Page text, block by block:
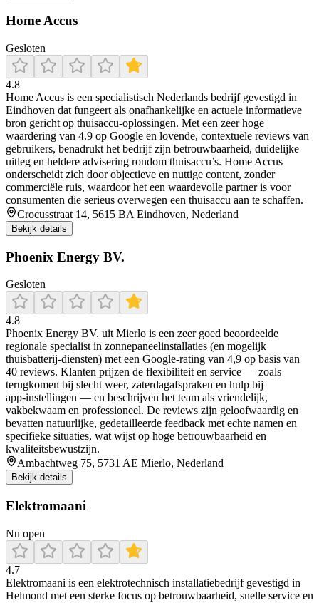
Home Accus
Gesloten
4.8
Home Accus is een specialistisch Nederlands bedrijf gevestigd in
Eindhoven dat fungeert als onafhankelijke en actuele informatieve
bron gericht op thuisaccu-oplossingen. Met een zeer hoge
waardering van 4.9 op Google en lovende, contextuele reviews van
gebruikers, benadrukt het bedrijf zijn betrouwbaarheid, duidelijke
uitleg en heldere advisering rondom thuisaccu’s. Home Accus
onderscheidt zich door objectieve en nuttige content, zonder
commerciële ruis, waardoor het een waardevolle partner is voor
consumenten die serieus overwegen een thuisaccu aan te schaffen.
Crocusstraat 14, 5615 BA Eindhoven, Nederland
Bekijk details
Phoenix Energy BV.
Gesloten
4.8
Phoenix Energy BV. uit Mierlo is een zeer goed beoordeelde
regionale specialist in zonnepaneelinstallaties (en mogelijk
thuisbatterij‑diensten) met een Google‑rating van 4,9 op basis van
40 reviews. Klanten prijzen de flexibiliteit en service — zoals
terugkomen bij slecht weer, zaterdagafspraken en hulp bij
app‑instellingen — en beschrijven het team als vriendelijk,
vakbekwaam en professioneel. De reviews zijn geloofwaardig en
bevatten natuurlijke, gedetailleerde feedback met echte namen en
specifieke situaties, wat wijst op hoge betrouwbaarheid en
kwaliteitsbewustzijn.
Ambachtweg 75, 5731 AE Mierlo, Nederland
Bekijk details
Elektromaani
Nu open
4.7
Elektromaani is een elektrotechnisch installatiebedrijf gevestigd in
Helmond met een sterke focus op betrouwbaarheid, snelle service en